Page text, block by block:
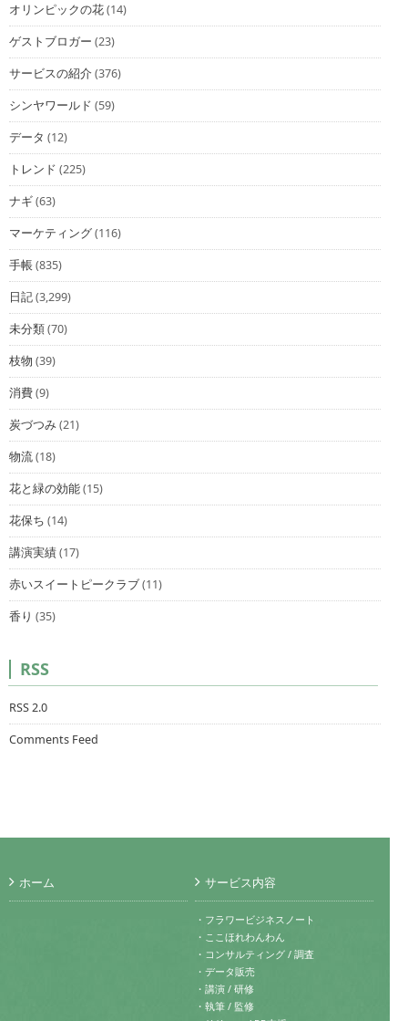
オリンピックの花(14)
ゲストブロガー (23)
サービスの紹介(376)
シンヤワールド (59)
データ (12)
トレンド (225)
ナギ(63)
マーケティング(116)
手帳(835)
日記(3,299)
未分類(70)
枝物 (39)
消費(9)
炭づつみ(21)
物流(18)
花と緑の効能(15)
花保ち (14)
講演実績(17)
赤いスイートピークラブ(11)
香り (35)
RSS
RSS 2.0
Comments Feed
ホーム サービス内容
・フラワービジネスノート
・ここほれわんわん
・コンサルティング / 調査
・データ販売
・講演 / 研修
・執筆 / 監修